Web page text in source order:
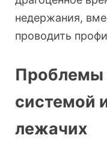
недержания,
проводить
Проблемы
системой
лежачих